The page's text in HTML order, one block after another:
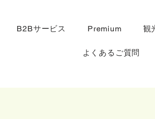
B2Bサービス Premium 観
よくあるご質問